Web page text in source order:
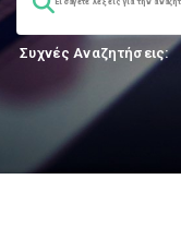
Συχνές Αναζητήσεις: